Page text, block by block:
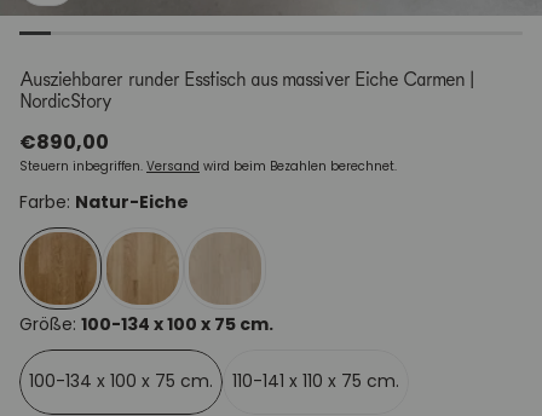
Ausziehbarer runder Esstisch aus massiver Eiche Carmen |
NordicStory
Normaler
Preis
€890,00
Steuern inbegriffen. Versand wird beim Bezahlen berechnet.
Farbe: Natur-Eiche
Größe: 100-134 x 100 x 75 cm.
100-134 x 100 x 75 cm. 110-141 x 110 x 75 cm.